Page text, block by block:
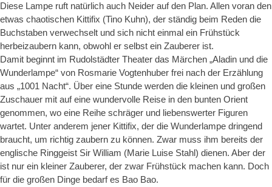
Diese Lampe ruft natürlich auch Neider auf den Plan. Allen voran den
etwas chaotischen Kittifix (Tino Kuhn), der ständig beim Reden die
Buchstaben verwechselt und sich nicht einmal ein Frühstück
herbeizaubern kann, obwohl er selbst ein Zauberer ist.
Damit beginnt im Rudolstädter Theater das Märchen „Aladin und die
Wunderlampe“ von Rosmarie Vogtenhuber frei nach der Erzählung
aus „1001 Nacht“. Über eine Stunde werden die kleinen und großen
Zuschauer mit auf eine wundervolle Reise in den bunten Orient
genommen, wo eine Reihe schräger und liebenswerter Figuren
wartet. Unter anderem jener Kittifix, der die Wunderlampe dringend
braucht, um richtig zaubern zu können. Zwar muss ihm bereits der
englische Ringgeist Sir William (Marie Luise Stahl) dienen. Aber der
ist nur ein kleiner Zauberer, der zwar Frühstück machen kann. Doch
für die großen Dinge bedarf es Bao Bao.